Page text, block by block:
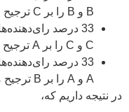
B و B را بر C ترجیح می‌دهند)
C و C را بر A ترجیح می‌دهند)
A و A را بر B ترجیح می‌دهند)
در نتیجه داریم که،